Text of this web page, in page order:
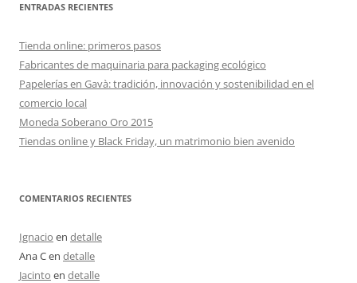
ENTRADAS RECIENTES
Tienda online: primeros pasos
Fabricantes de maquinaria para packaging ecológico
Papelerías en Gavà: tradición, innovación y sostenibilidad en el
comercio local
Moneda Soberano Oro 2015
Tiendas online y Black Friday, un matrimonio bien avenido
COMENTARIOS RECIENTES
Ignacio en detalle
Ana Cen detalle
Jacinto en detalle